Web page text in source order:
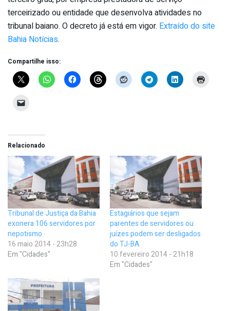
terceirizado ou entidade que desenvolva atividades no
tribunal baiano. O decreto já está em vigor. Extraído do site
Bahia Notícias.
Compartilhe isso:
Relacionado
Tribunal de Justiça da Bahia
exonera 106 servidores por
nepotismo
16 maio 2014 - 23h28
Em "Cidades"
Estagiários que sejam
parentes de servidores ou
juízes podem ser desligados
do TJ-BA
10 fevereiro 2014 - 21h18
Em "Cidades"